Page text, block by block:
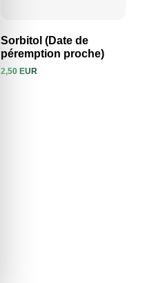
Voir le produit
Sorbitol (Date de
péremption proche)
2,50 EUR